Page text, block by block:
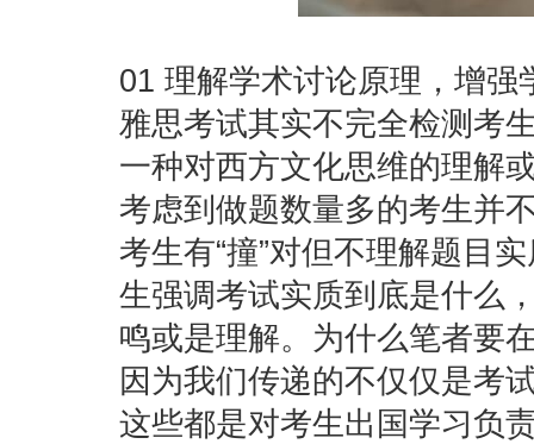
01 理解学术讨论原理，增强
雅思考试其实不完全检测考
一种对西方文化思维的理解
考虑到做题数量多的考生并
考生有“撞”对但不理解题目
生强调考试实质到底是什么
鸣或是理解。为什么笔者要
因为我们传递的不仅仅是考
这些都是对考生出国学习负